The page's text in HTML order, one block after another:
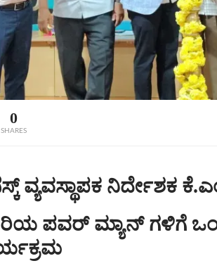
0
SHARES
ವ್ಯವಸ್ಥಾಪಕ ನಿರ್ದೇಶಕ
ಪವರ್ ಮ್ಯಾನ್ ಗಳಿಗೆ